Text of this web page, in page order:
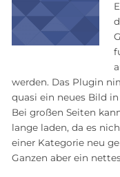
werden. Das Plugin
quasi ein neues Bild
Bei großen Seiten
lange laden, da es
einer Kategorie neu
Ganzen aber ein